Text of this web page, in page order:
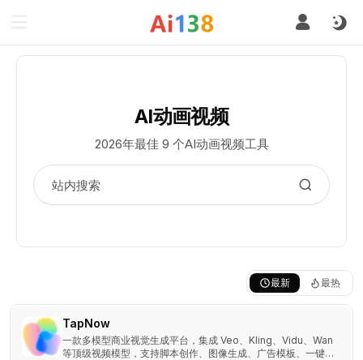
AI动画视频
2026年最佳 9 个AI动画视频工具
最新 最热
TapNow
一款多模型商业视觉生成平台，集成 Veo、Kling、Vidu、Wan
等顶级视频模型，支持脚本创作、图像生成、广告模板、一键电